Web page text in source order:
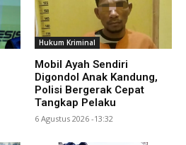
Hukum Kriminal
Mobil Ayah Sendiri
Digondol Anak Kandung,
Polisi Bergerak Cepat
Tangkap Pelaku
6 Agustus 2026 -13:32